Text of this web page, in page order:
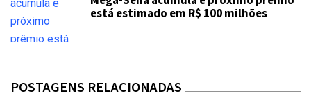
está estimado em R$ 100 milhões
POSTAGENS RELACIONADAS